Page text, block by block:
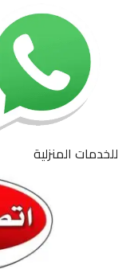
للخدمات المنزلية